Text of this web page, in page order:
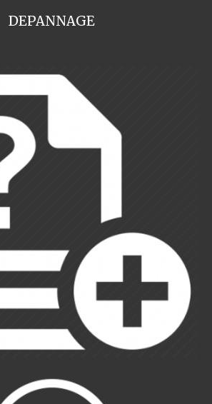
DEPANNAGE